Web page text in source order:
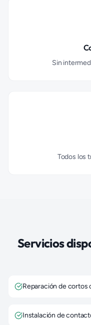
Sin
Todos los
Servicios
Reparación de cortos
Instalación de